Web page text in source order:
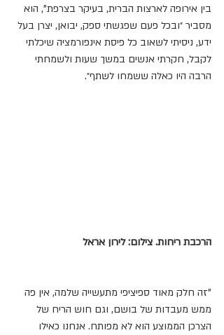
בין אירופה לארצות הברית, בעיקר בצרפת", הוא
מסביר ״ובכל פעם שפגשתי ספק, יבואן, יצרן בעל
ידע, ניסיתי לשאוב כל פיסת אינפורמציה שיכלתי
לקבל, חקרתי אנשים במשך שעות ולשמחתי
הרבה היו כאלה ששמחו לשתף״.
הרכבת ריחות. צילום: לירון אראל
"זה חלק מאוד ספיציפי מתעשייה שלמה, אין פה
ממש מעבדות של בושם, וגם חוש הריח של
הצרכן הממוצע הוא לא מפותח. אנחנו כאילו